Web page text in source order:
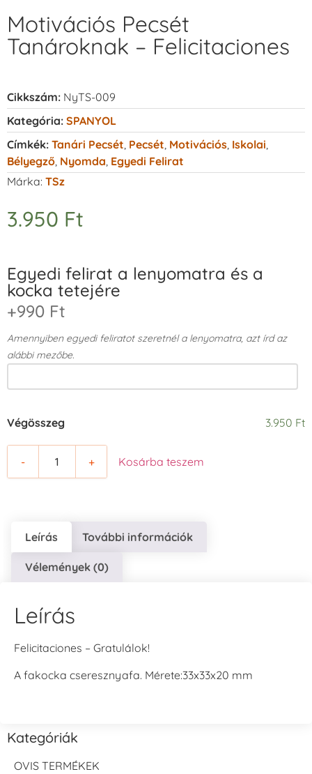
Motivációs Pecsét
Tanároknak – Felicitaciones
Cikkszám: NyTS-009
Kategória: SPANYOL
Címkék: Tanári Pecsét Pecsét Motivációs Iskolai
Bélyegző Nyomda Egyedi Felirat
Márka: TSz
3.950 Ft
Egyedi felirat a lenyomatra és a
kocka tetejére
+990 Ft
Amennyiben egyedi feliratot szeretnél a lenyomatra, azt írd az
alábbi mezőbe.
Végösszeg 3.950 Ft
- + Kosárba teszem
Leírás További információk
Vélemények (0)
Leírás
Felicitaciones – Gratulálok!
A fakocka cseresznyafa. Mérete:33x33x20 mm
Kategóriák
OVIS TERMÉKEK